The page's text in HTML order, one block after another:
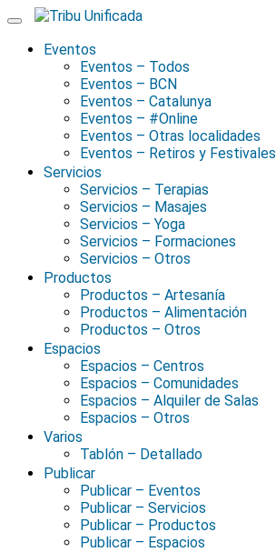
Skip
contentEventos
Eventos – Todos
Eventos – BCN
Eventos – Catalunya
Eventos – #Online
Eventos – Otras localidades
Eventos – Retiros y Festivales
Servicios
Servicios – Terapias
Servicios – Masajes
Servicios – Yoga
Servicios – Formaciones
Servicios – Otros
Productos
Productos – Artesanía
Productos – Alimentación
Productos – Otros
Espacios
Espacios – Centros
Espacios – Comunidades
Espacios – Alquiler de Salas
Espacios – Otros
Varios
Tablón – Detallado
Publicar
Publicar – Eventos
Publicar – Servicios
Publicar – Productos
Publicar – Espacios